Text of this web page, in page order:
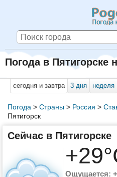
Погода в Пятигорске
сегодня и завтра 3 дня неделя
Погода > Страны> Россия >
Пятигорск
Сейчас в Пятигорске
Ощущается: